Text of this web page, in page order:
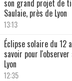
son grand projet de
Saulaie, près de Lyon
13:13
Éclipse solaire du 12
savoir pour l'observer
Lyon
12:35